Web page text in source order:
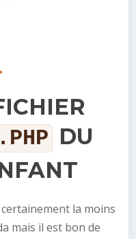
DU
la moins
mais il est bon de